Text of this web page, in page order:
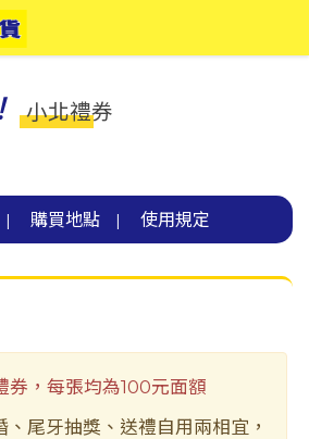
小北禮券
| 購買地點 | 使用規定
券，每張均為100元面額
尾牙抽獎、送禮自用兩相宜，